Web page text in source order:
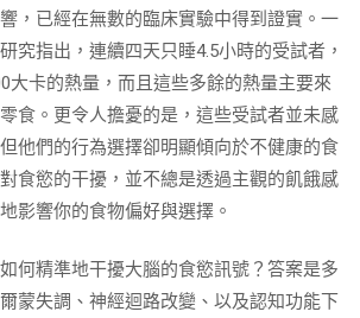
，已經在無數的臨床實驗中得到證實。一
究指出，連續四天只睡4.5小時的受試者，
大卡的熱量，而且這些多餘的熱量主要來
食。更令人擔憂的是，這些受試者並未感
他們的行為選擇卻明顯傾向於不健康的食
食慾的干擾，並不總是透過主觀的飢餓感
影響你的食物偏好與選擇。
何精準地干擾大腦的食慾訊號？答案是多
蒙失調、神經迴路改變、以及認知功能下